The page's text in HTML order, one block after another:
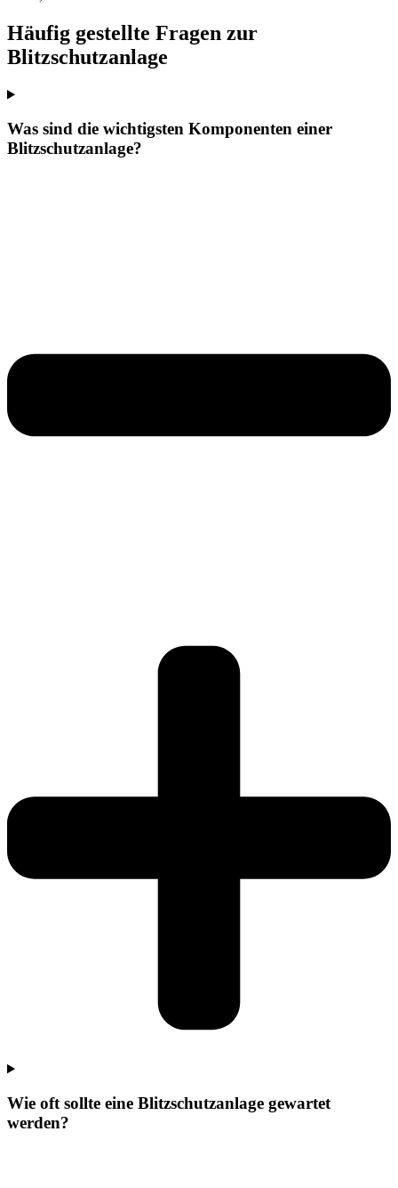
Häufig gestellte Fragen zur
Blitzschutzanlage
Was sind die wichtigsten Komponenten einer
Blitzschutzanlage?
Wie oft sollte eine Blitzschutzanlage gewartet
werden?